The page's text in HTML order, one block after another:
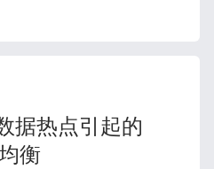
据热点引起的
衡